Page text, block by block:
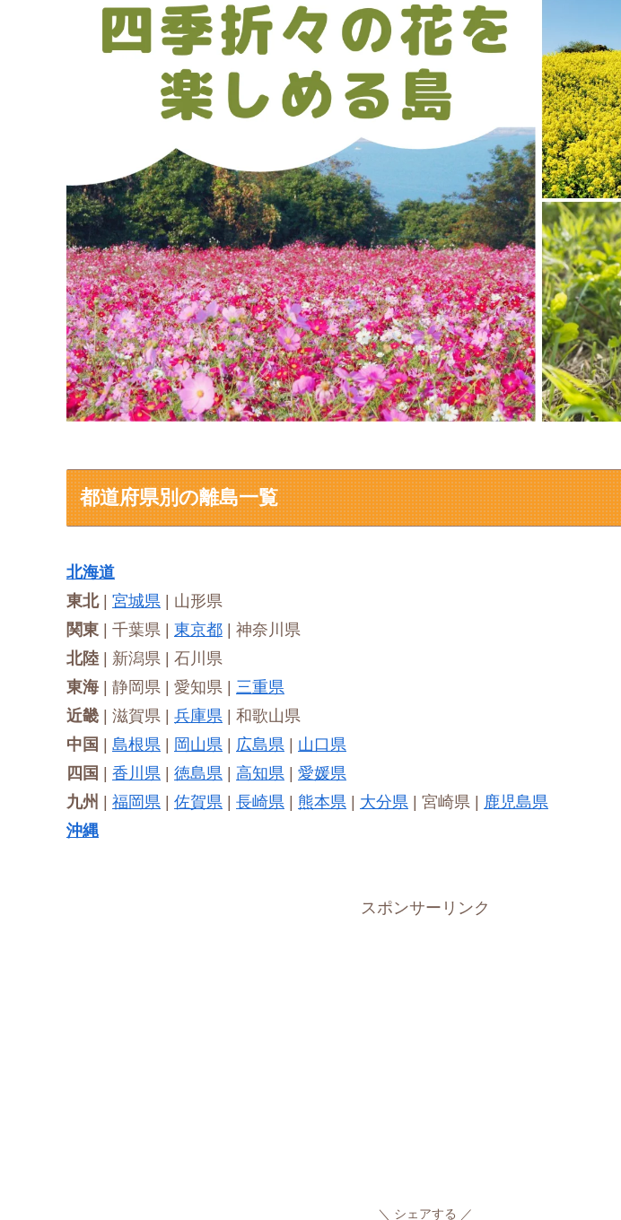
都道府県別の離島一覧
北海道
東北| 宮城県 | 山形県
関東 | 千葉県 | 東京都 | 神奈川県
北陸 | 新潟県 | 石川県
東海 | 静岡県 | 愛知県 | 三重県
近畿 | 滋賀県 | 兵庫県 | 和歌山県
中国
島根県 岡山県 広島県
山口県
四国
香川県 徳島県 高知県
愛媛県
九州
福岡県 佐賀県 長崎県 熊本県 大分県 | 宮崎県 | 鹿児島県
沖縄
スポンサーリンク
シェアする